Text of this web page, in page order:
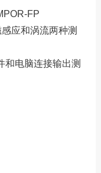
FP
应和涡流两种测
和电脑连接输出测